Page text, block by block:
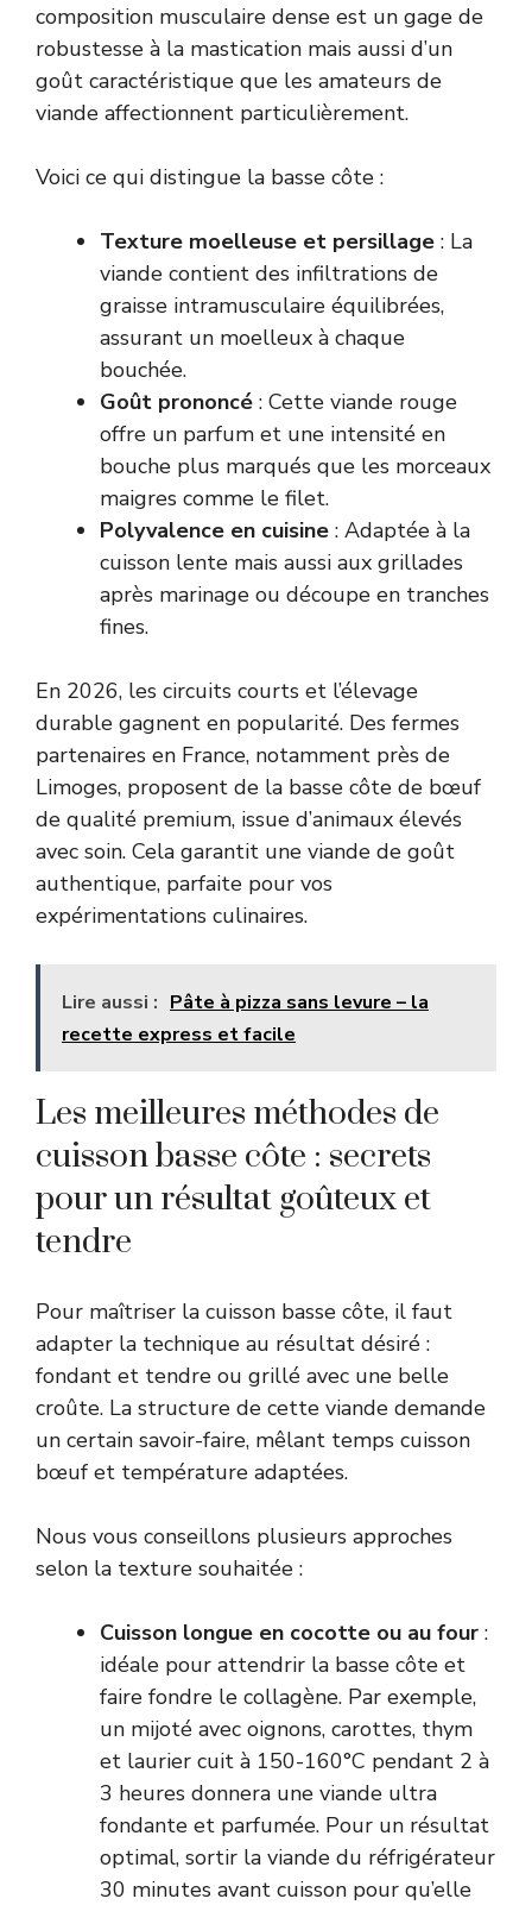
composition musculaire dense est un gage de
robustesse à la mastication mais aussi d’un
goût caractéristique que les amateurs de
viande affectionnent particulièrement.
Voici ce qui distingue la basse côte :
Texture moelleuse et persillage : La
viande contient des infiltrations de
graisse intramusculaire équilibrées,
assurant un moelleux à chaque
bouchée.
Goût prononcé : Cette viande rouge
offre un parfum et une intensité en
bouche plus marqués que les morceaux
maigres comme le filet.
Polyvalence en cuisine : Adaptée à la
cuisson lente mais aussi aux grillades
après marinage ou découpe en tranches
fines.
En 2026, les circuits courts et l’élevage
durable gagnent en popularité. Des fermes
partenaires en France, notamment près de
Limoges, proposent de la basse côte de bœuf
de qualité premium, issue d’animaux élevés
avec soin. Cela garantit une viande de goût
authentique, parfaite pour vos
expérimentations culinaires.
Lire aussi : Pâte à pizza sans levure – la
recette express et facile
Les meilleures méthodes de
cuisson basse côte : secrets
pour un résultat goûteux et
tendre
Pour maîtriser la cuisson basse côte, il faut
adapter la technique au résultat désiré :
fondant et tendre ou grillé avec une belle
croûte. La structure de cette viande demande
un certain savoir-faire, mêlant temps cuisson
bœuf et température adaptées.
Nous vous conseillons plusieurs approches
selon la texture souhaitée :
Cuisson longue en cocotte ou au four :
idéale pour attendrir la basse côte et
faire fondre le collagène. Par exemple,
un mijoté avec oignons, carottes, thym
et laurier cuit à 150-160°C pendant 2 à
3 heures donnera une viande ultra
fondante et parfumée. Pour un résultat
optimal, sortir la viande du réfrigérateur
30 minutes avant cuisson pour qu’elle